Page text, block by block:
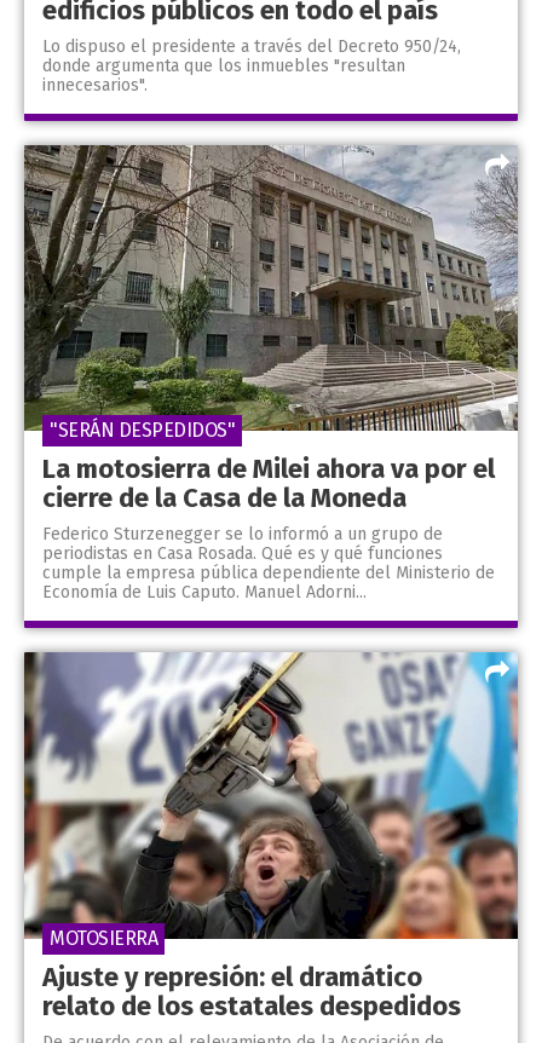
edificios públicos en todo el país
Lo dispuso el presidente a través del Decreto 950/24,
donde argumenta que los inmuebles "resultan
innecesarios".
La motosierra de Milei ahora va por el
cierre de la Casa de la Moneda
Federico Sturzenegger se lo informó a un grupo de
periodistas en Casa Rosada. Qué es y qué funciones
cumple la empresa pública dependiente del Ministerio de
Economía de Luis Caputo. Manuel Adorni...
"SERÁN DESPEDIDOS"
Ajuste y represión: el dramático
relato de los estatales despedidos
MOTOSIERRA